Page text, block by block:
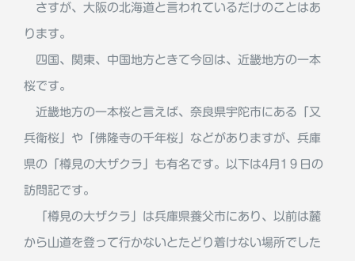
さすが、大阪の北海道と言われているだけのことはあ
ります。
四国、関東、中国地方ときて今回は、近畿地方の一本
桜です。
近畿地方の一本桜と言えば、奈良県宇陀市にある「又
兵衛桜」や「佛隆寺の千年桜」などがありますが、兵庫
県の「樽見の大ザクラ」も有名です。以下は4月1９日の
訪問記です。
「樽見の大ザクラ」は兵庫県養父市にあり、以前は麓
から山道を登って行かないとたどり着けない場所でした